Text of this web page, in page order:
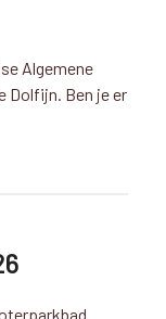
Algemene
Dolfijn. Ben je er